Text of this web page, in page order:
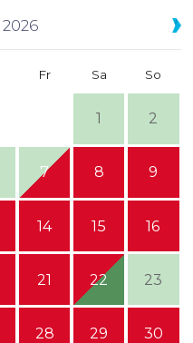
2026
Fr Sa So
1 2
7 8 9
14 15 16
21 22 23
28 29 30